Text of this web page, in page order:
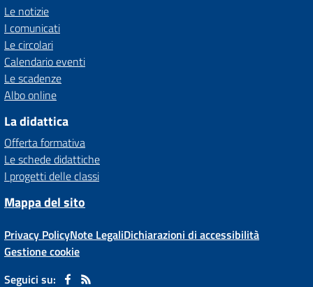
Le notizie
I comunicati
Le circolari
Calendario eventi
Le scadenze
Albo online
La didattica
Offerta formativa
Le schede didattiche
I progetti delle classi
Mappa del sito
Privacy PolicyNote LegaliDichiarazioni di accessibilità
Gestione cookie
Seguici su: